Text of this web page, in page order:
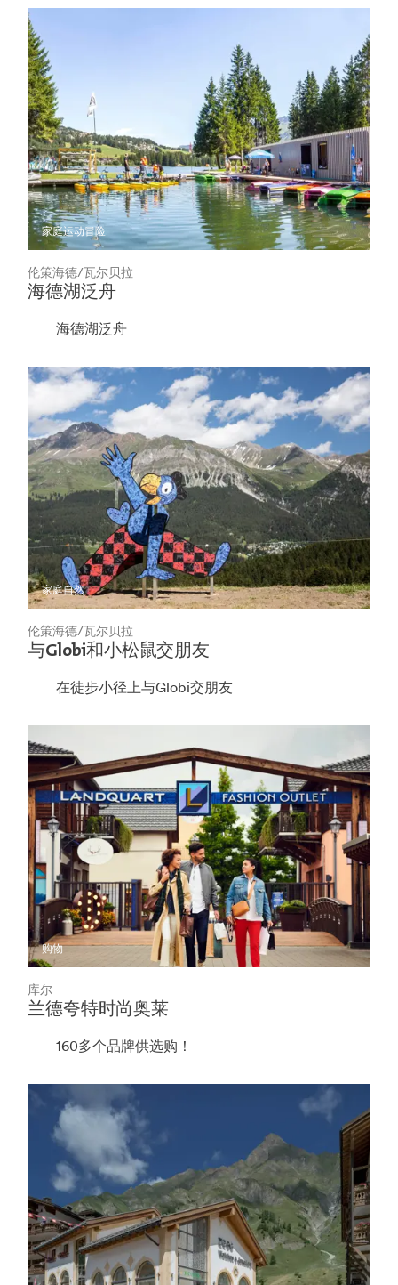
家庭运动冒险
伦策海德/瓦尔贝拉
海德湖泛舟
海德湖泛舟
家庭自然
伦策海德/瓦尔贝拉
与Globi和小松鼠交朋友
在徒步小径上与Globi交朋友
购物
库尔
兰德夸特时尚奥莱
160多个品牌供选购！